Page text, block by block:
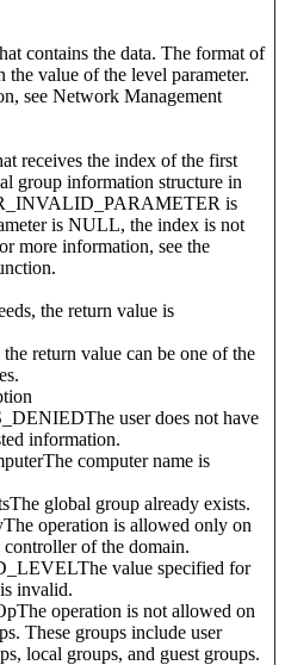
contains the data. The format of
the value of the level parameter.
see Network Management
receives the index of the first
group information structure in
is
is NULL, the index is not
more information, see the
the return value is
return value can be one of the
user does not have
information.
computer name is
global group already exists.
operation is allowed only on
of the domain.
value specified for
invalid.
operation is not allowed on
These groups include user
local groups, and guest groups.